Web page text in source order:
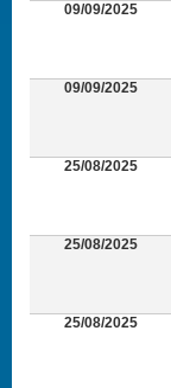
09/09/2025
09/09/2025
25/08/2025
25/08/2025
25/08/2025